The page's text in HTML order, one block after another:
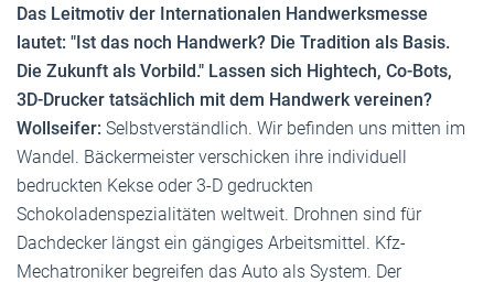
Das Leitmotiv der Internationalen Handwerksmesse
lautet: "Ist das noch Handwerk? Die Tradition als Basis.
Die Zukunft als Vorbild." Lassen sich Hightech, Co-Bots,
3D-Drucker tatsächlich mit dem Handwerk vereinen?
Wollseifer: Selbstverständlich. Wir befinden uns mitten im
Wandel. Bäckermeister verschicken ihre individuell
bedruckten Kekse oder 3-D gedruckten
Schokoladenspezialitäten weltweit. Drohnen sind für
Dachdecker längst ein gängiges Arbeitsmittel. Kfz-
Mechatroniker begreifen das Auto als System. Der